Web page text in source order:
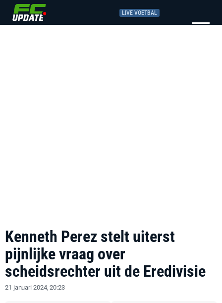
LIVE VOETBAL
Kenneth Perez stelt uiterst
pijnlijke vraag over
scheidsrechter uit de Eredivisie
21 januari 2024, 20:23